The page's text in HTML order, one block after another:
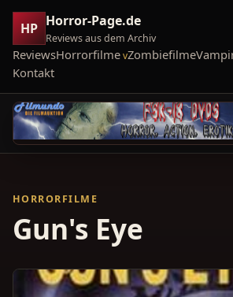
HP Horror-Page.de
Reviews aus dem Archiv
ReviewsHorrorfilme Zombiefilme
Kontakt
HORRORFILME
Gun's Eye